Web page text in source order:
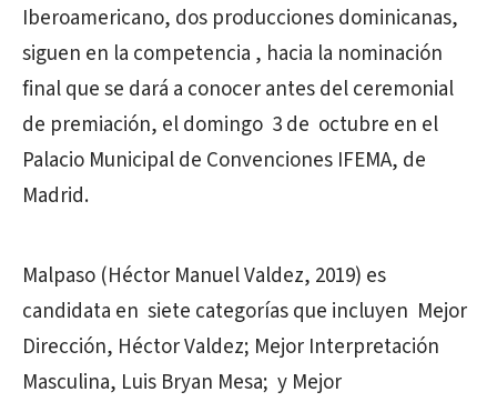
Iberoamericano, dos producciones dominicanas,
siguen en la competencia , hacia la nominación
final que se dará a conocer antes del ceremonial
de premiación, el domingo 3 de octubre en el
Palacio Municipal de Convenciones IFEMA, de
Madrid.
Malpaso (Héctor Manuel Valdez, 2019) es
candidata en siete categorías que incluyen Mejor
Dirección, Héctor Valdez; Mejor Interpretación
Masculina, Luis Bryan Mesa; y Mejor